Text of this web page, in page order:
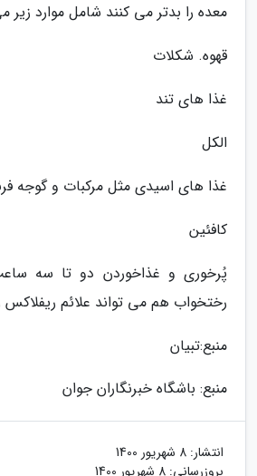
معده را بدتر می کنند شامل موارد زیر
قهوه. شکلات
غذا های تند
الکل
غذا های اسیدی مثل مرکبات و گوجه
کافئین
پُرخوری و غذاخوردن دو تا سه
رختخواب هم می تواند علائم ریفلاکس
منبع:تبیان
منبع: باشگاه خبرنگاران جوان
انتشار: 8 شهریور 1400
بروزرسانی: 8 شهریور 1400